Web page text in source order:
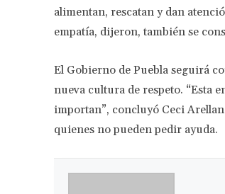
alimentan, rescatan y dan
empatía, dijeron, también se
El Gobierno de Puebla seguirá
nueva cultura de respeto. “Esta
importan”, concluyó Ceci
quienes no pueden pedir ayuda.